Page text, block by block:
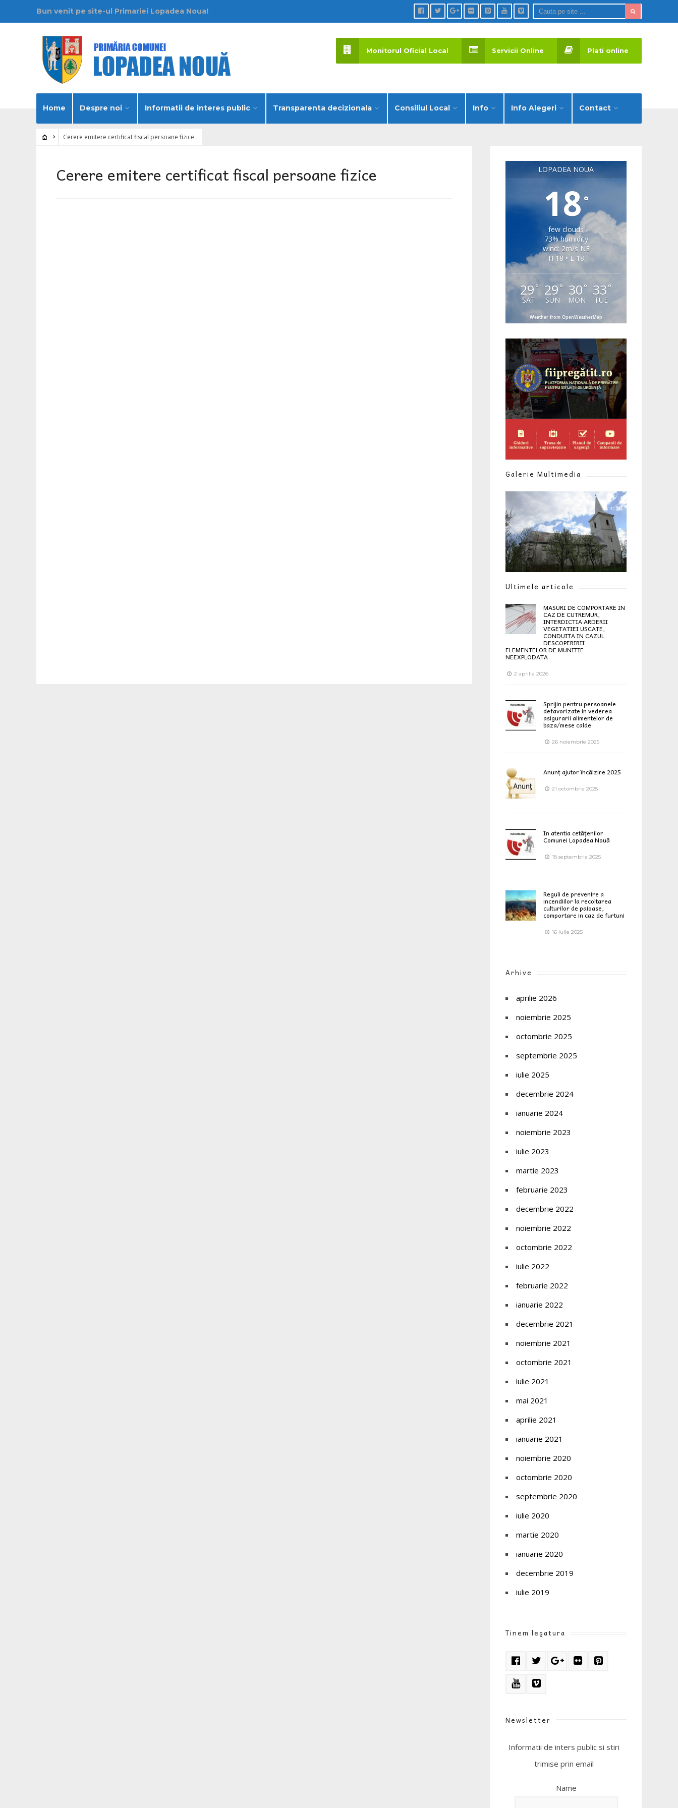
Bun venit pe site-ul Primariei Lopadea Noua!
Home Despre noi Informatii de interes public Transparenta decizionala Consiliul Local Info Info Alegeri Contact
Monitorul Oficial Local Servicii Online Plati online
Cerere emitere certificat fiscal persoane fizice
Cerere emitere certificat fiscal persoane fizice LOPADEA NOUA
18°
few clouds
73% humidity
wind: 2m/s NE
H 18 • L 18
29 °
SAT
29 °
SUN
30 °
MON
33 °
TUE
Weather from OpenWeatherMap
Galerie Multimedia
Ultimele articole
MASURI DE COMPORTARE IN
CAZ DE CUTREMUR,
INTERDICTIA ARDERII
VEGETATIEI USCATE,
CONDUITA IN CAZUL
DESCOPERIRII
ELEMENTELOR DE MUNITIE
NEEXPLODATA
2 aprilie 2026
Sprijin pentru persoanele
defavorizate in vederea
asigurarii alimentelor de
baza/mese calde
26 noiembrie 2025
Anunț ajutor încălzire 2025
21 octombrie 2025
In atentia cetățenilor
Comunei Lopadea Nouă
18 septembrie 2025
Reguli de prevenire a
incendiilor la recoltarea
culturilor de paioase,
comportare in caz de furtuni
16 iulie 2025
Arhive
aprilie 2026
noiembrie 2025
octombrie 2025
septembrie 2025
iulie 2025
decembrie 2024
ianuarie 2024
noiembrie 2023
iulie 2023
martie 2023
februarie 2023
decembrie 2022
noiembrie 2022
octombrie 2022
iulie 2022
februarie 2022
ianuarie 2022
decembrie 2021
noiembrie 2021
octombrie 2021
iulie 2021
mai 2021
aprilie 2021
ianuarie 2021
noiembrie 2020
octombrie 2020
septembrie 2020
iulie 2020
martie 2020
ianuarie 2020
decembrie 2019
iulie 2019
Tinem legatura
Newsletter
Informatii de inters public si stiri
trimise prin email
Name